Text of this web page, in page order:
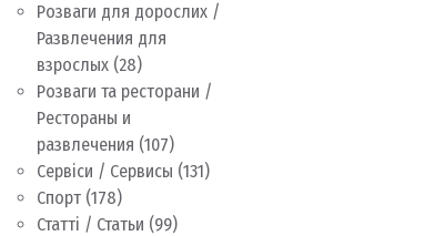
Розваги для дорослих /
Развлечения для
взрослых (28)
Розваги та ресторани /
Рестораны и
развлечения (107)
Сервіси / Сервисы (131)
Спорт (178)
Статті / Статьи (99)